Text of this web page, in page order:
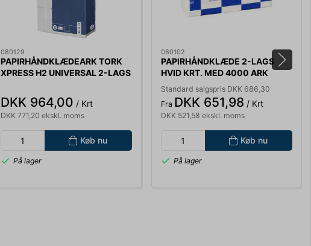
080129
PAPIRHÅNDKLÆDEARK TORK
XPRESS H2 UNIVERSAL 2-LAGS
DKK 964,00 / Krt
DKK 771,20 ekskl. moms
Køb nu
På lager
080102
PAPIRHÅNDKLÆDE 2-LAGS
HVID KRT. MED 4000 ARK
24X23,5CM 1000009803 Z-
FOLD 613601N
Standard salgspris DKK 686,30
Fra DKK 651,98 / Krt
DKK 521,58 ekskl. moms
Køb nu
På lager